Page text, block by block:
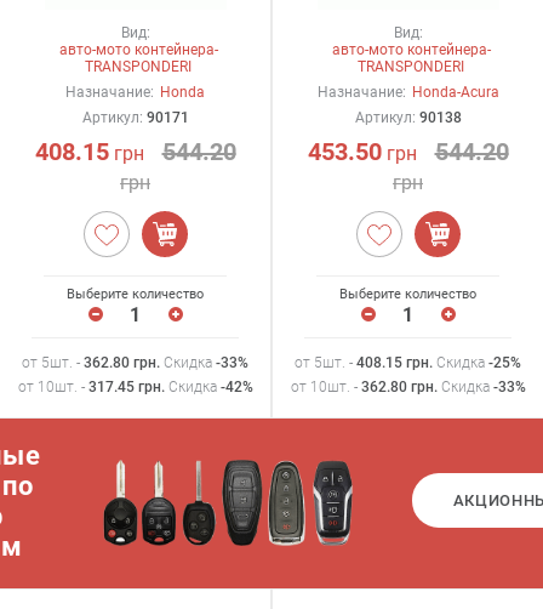
Вид:
авто-мото контейнера-
TRANSPONDERI
Назначание: Honda
Артикул: 90171
408.15грн 544.20
грн
Выберите количество
от 5шт. - 362.80 грн. Скидка -33%
от 10шт. - 317.45грн. Скидка -42%
Вид:
авто-мото контейнера-
TRANSPONDERI
Назначание: Honda-Acura
Артикул: 90138
453.50грн 544.20
грн
Выберите количество
от 5шт. - 408.15 грн. Скидка -25%
от 10шт. - 362.80грн. Скидка -33%